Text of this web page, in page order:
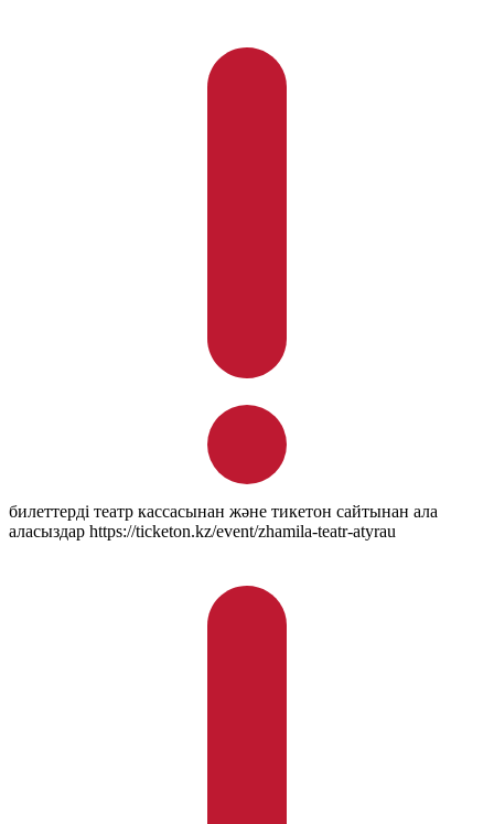
билеттерді театр кассасынан және тикетон сайтынан ала
аласыздар https://ticketon.kz/event/zhamila-teatr-atyrau